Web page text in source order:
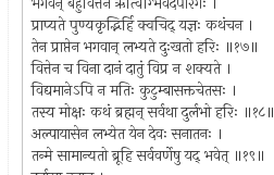
प्राप्यते पुण्यकृद्भिर्हि क्वचिद् यज्ञः कथंचन ।
तेन प्राप्तेन भगवान् लभ्यते दुःखतो हरिः ॥१७॥
वित्तेन च विना दानं दातुं विप्र न शक्यते ।
विद्यमानेऽपि न मतिः कुटुम्बासक्तचेतसः ।
तस्य मोक्षः कथं ब्रह्मन् सर्वथा दुर्लभो हरिः ॥१८॥
अल्पायासेन लभ्येत येन देवः सनातनः ।
तन्मे सामान्यतो ब्रूहि सर्ववर्णेषु यद् भवेत् ॥१९॥